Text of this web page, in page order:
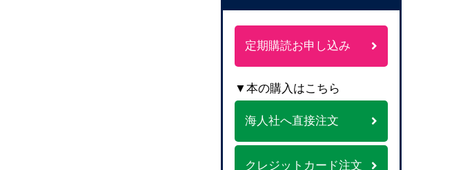
定期購読お申し込み
▼本の購入はこちら
海人社へ直接注文
クレジットカード注文